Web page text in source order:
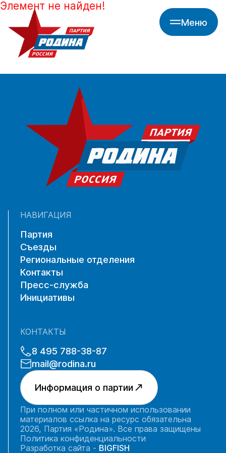
Меню
Элемент не найден!
НАВИГАЦИЯ
Партия
Съезды
Региональные отделения
Контакты
Пресс-служба
Инициативы
КОНТАКТЫ
8 495 788-38-87
mail@rodina.ru
Информация о партии
При полном или частичном использовании
материалов ссылка на ресурс обязательна
2026, Партия «Родина». Все права защищены
Политика конфиденциальности
Разработка сайта - BIGFISH